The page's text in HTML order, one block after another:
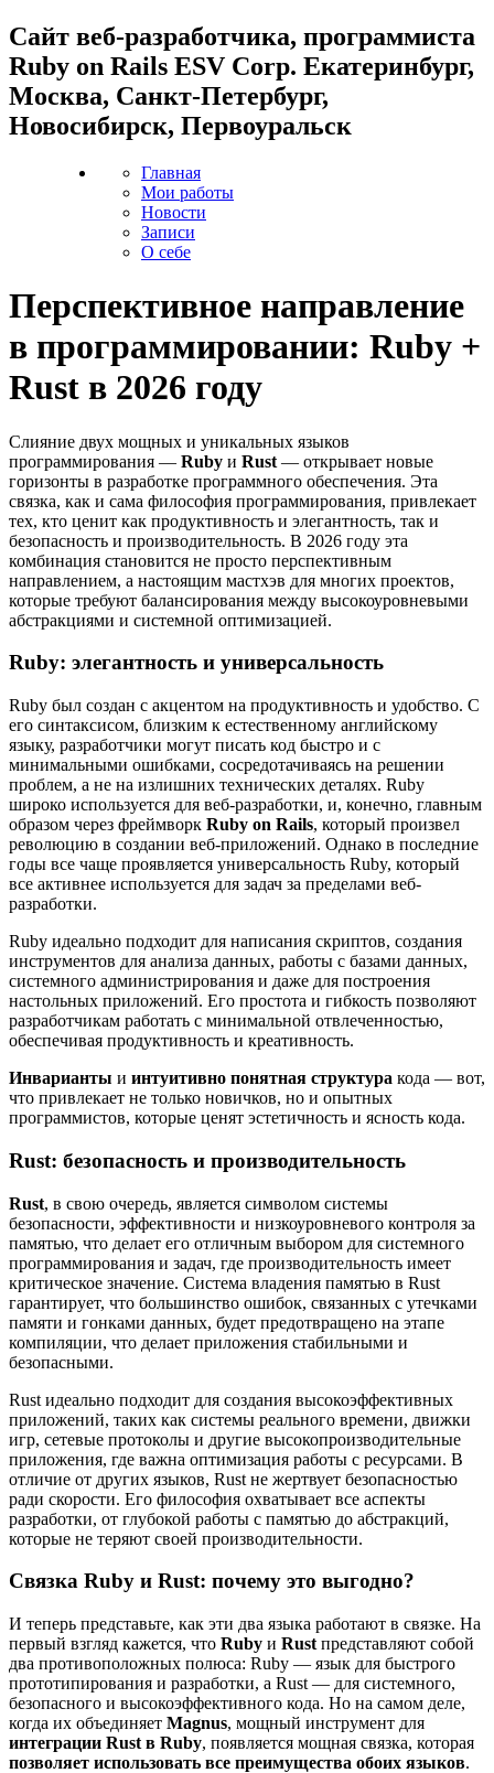
Cайт веб-разработчика, программиста
Ruby on Rails ESV Corp. Екатеринбург,
Москва, Санкт-Петербург,
Новосибирск, Первоуральск
Главная
Мои работы
Новости
Записи
О себе
Перспективное направление
в программировании: Ruby +
Rust в 2026 году
Слияние двух мощных и уникальных языков
программирования — Ruby и Rust — открывает новые
горизонты в разработке программного обеспечения. Эта
связка, как и сама философия программирования, привлекает
тех, кто ценит как продуктивность и элегантность, так и
безопасность и производительность. В 2026 году эта
комбинация становится не просто перспективным
направлением, а настоящим мастхэв для многих проектов,
которые требуют балансирования между высокоуровневыми
абстракциями и системной оптимизацией.
Ruby: элегантность и универсальность
Ruby был создан с акцентом на продуктивность и удобство. С
его синтаксисом, близким к естественному английскому
языку, разработчики могут писать код быстро и с
минимальными ошибками, сосредотачиваясь на решении
проблем, а не на излишних технических деталях. Ruby
широко используется для веб-разработки, и, конечно, главным
образом через фреймворк Ruby on Rails, который произвел
революцию в создании веб-приложений. Однако в последние
годы все чаще проявляется универсальность Ruby, который
все активнее используется для задач за пределами веб-
разработки.
Ruby идеально подходит для написания скриптов, создания
инструментов для анализа данных, работы с базами данных,
системного администрирования и даже для построения
настольных приложений. Его простота и гибкость позволяют
разработчикам работать с минимальной отвлеченностью,
обеспечивая продуктивность и креативность.
Инварианты и интуитивно понятная структура кода — вот,
что привлекает не только новичков, но и опытных
программистов, которые ценят эстетичность и ясность кода.
Rust: безопасность и производительность
Rust, в свою очередь, является символом системы
безопасности, эффективности и низкоуровневого контроля за
памятью, что делает его отличным выбором для системного
программирования и задач, где производительность имеет
критическое значение. Система владения памятью в Rust
гарантирует, что большинство ошибок, связанных с утечками
памяти и гонками данных, будет предотвращено на этапе
компиляции, что делает приложения стабильными и
безопасными.
Rust идеально подходит для создания высокоэффективных
приложений, таких как системы реального времени, движки
игр, сетевые протоколы и другие высокопроизводительные
приложения, где важна оптимизация работы с ресурсами. В
отличие от других языков, Rust не жертвует безопасностью
ради скорости. Его философия охватывает все аспекты
разработки, от глубокой работы с памятью до абстракций,
которые не теряют своей производительности.
Связка Ruby и Rust: почему это выгодно?
И теперь представьте, как эти два языка работают в связке. На
первый взгляд кажется, что Ruby и Rust представляют собой
два противоположных полюса: Ruby — язык для быстрого
прототипирования и разработки, а Rust — для системного,
безопасного и высокоэффективного кода. Но на самом деле,
когда их объединяет Magnus, мощный инструмент для
интеграции Rust в Ruby, появляется мощная связка, которая
позволяет использовать все преимущества обоих языков.